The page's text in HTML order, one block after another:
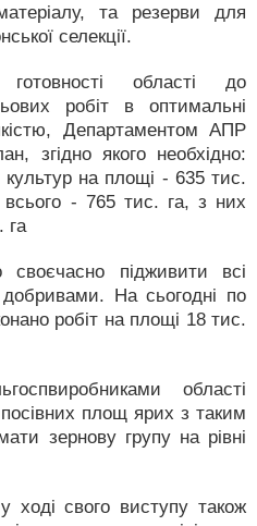
та резерви для
селекції.
області до
робіт в оптимальні
Департаментом АПР
згідно якого необхідно:
на площі - 635 тис.
всього - 765 тис. га, з них
га
своєчасно підживити всі
На сьогодні по
робіт на площі 18 тис.
області
площ ярих з таким
зернову групу на рівні
ході свого виступу також